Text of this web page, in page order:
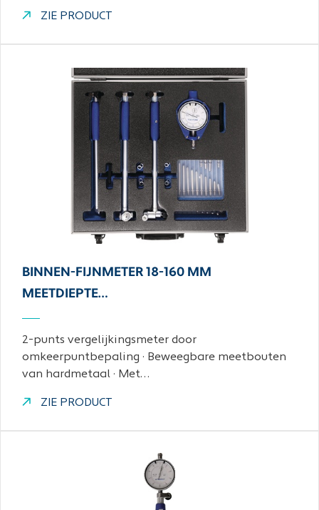
ZIE PRODUCT
BINNEN-FIJNMETER 18-160 MM
MEETDIEPTE…
2-punts vergelijkingsmeter door
omkeerpuntbepaling · Beweegbare meetbouten
van hardmetaal · Met…
ZIE PRODUCT